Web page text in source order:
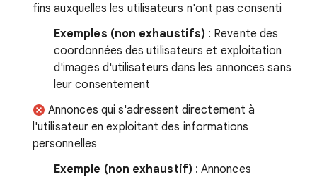
fins auxquelles les utilisateurs n'ont pas consenti
Exemples (non exhaustifs) : Revente des
coordonnées des utilisateurs et exploitation
d'images d'utilisateurs dans les annonces sans
leur consentement
Annonces qui s'adressent directement à
l'utilisateur en exploitant des informations
personnelles
Exemple (non exhaustif) : Annonces